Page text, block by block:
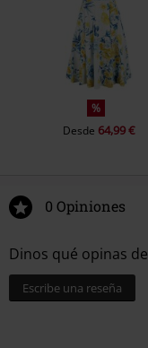
%
Desde 64,99 €
0 Opiniones
Dinos qué opinas
Escribe una reseña